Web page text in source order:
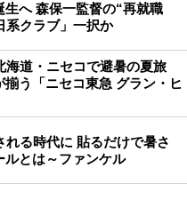
へ 森保一監督の“再就職
系クラブ」一択か
道・ニセコで避暑の夏旅
う「ニセコ東急 グラン・ヒ
る時代に 貼るだけで暑さ
ルとは～ファンケル